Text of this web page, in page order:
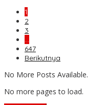
1
2
3
…
647
Berikutnya
No More Posts Available.
No more pages to load.